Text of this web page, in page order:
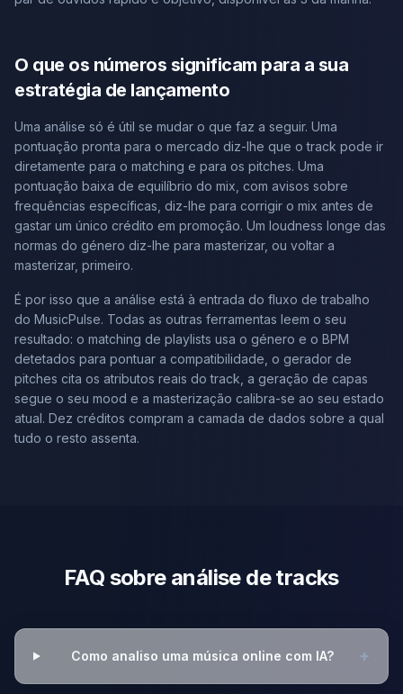
O que os números significam para a sua
estratégia de lançamento
Uma análise só é útil se mudar o que faz a seguir. Uma
pontuação pronta para o mercado diz-lhe que o track pode ir
diretamente para o matching e para os pitches. Uma
pontuação baixa de equilíbrio do mix, com avisos sobre
frequências específicas, diz-lhe para corrigir o mix antes de
gastar um único crédito em promoção. Um loudness longe das
normas do género diz-lhe para masterizar, ou voltar a
masterizar, primeiro.
É por isso que a análise está à entrada do fluxo de trabalho
do MusicPulse. Todas as outras ferramentas leem o seu
resultado: o matching de playlists usa o género e o BPM
detetados para pontuar a compatibilidade, o gerador de
pitches cita os atributos reais do track, a geração de capas
segue o seu mood e a masterização calibra-se ao seu estado
atual. Dez créditos compram a camada de dados sobre a qual
tudo o resto assenta.
FAQ sobre análise de tracks
Como analiso uma música online com IA? +